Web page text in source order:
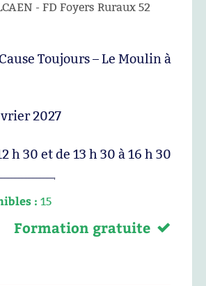
- FD Foyers Ruraux 52
Toujours – Le Moulin à
2027
h 30 et de 13 h 30 à 16 h 30
: 15
Formation gratuite